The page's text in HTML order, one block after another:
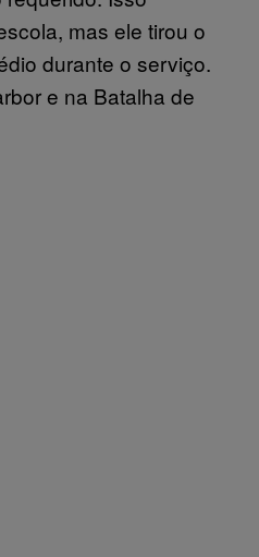
mas ele tirou o
durante o serviço.
e na Batalha de